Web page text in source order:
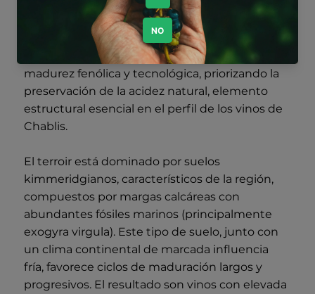
parcelario es clave en el enfoque de la bodega,
permitiendo vinificaciones diferenciadas que
reflejan las particularidades de cada climat. La
vendimia se realiza en el momento óptimo de
madurez fenólica y tecnológica, priorizando la
preservación de la acidez natural, elemento
estructural esencial en el perfil de los vinos de
Chablis.
El terroir está dominado por suelos
kimmeridgianos, característicos de la región,
compuestos por margas calcáreas con
abundantes fósiles marinos (principalmente
exogyra virgula). Este tipo de suelo, junto con
un clima continental de marcada influencia
fría, favorece ciclos de maduración largos y
progresivos. El resultado son vinos con elevada